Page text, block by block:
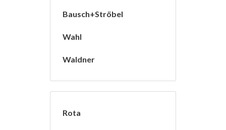
Bausch+Ströbel
Wahl
Waldner
Rota